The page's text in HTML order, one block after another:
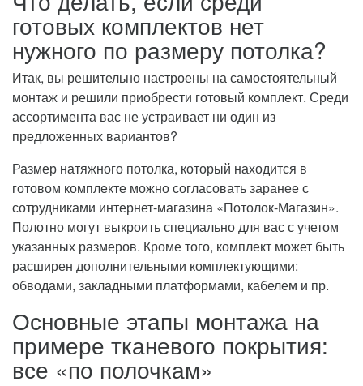
готовых комплектов нет
нужного по размеру потолка?
Итак, вы решительно настроены на самостоятельный
монтаж и решили приобрести готовый комплект. Среди
ассортимента вас не устраивает ни один из
предложенных вариантов?
Размер натяжного потолка, который находится в
готовом комплекте можно согласовать заранее с
сотрудниками интернет-магазина «Потолок-Магазин».
Полотно могут выкроить специально для вас с учетом
указанных размеров. Кроме того, комплект может быть
расширен дополнительными комплектующими:
обводами, закладными платформами, кабелем и пр.
Основные этапы монтажа на
примере тканевого покрытия:
все «по полочкам»